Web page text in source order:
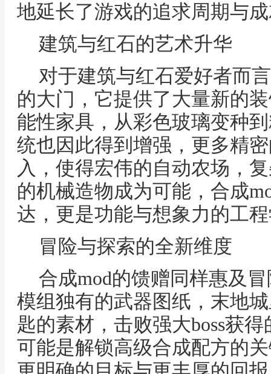
地延长了游戏的追求周期与
建筑与红石的艺术升华
对于建筑与红石爱好者而
的大门，它提供了大量新的
能性家具，从彩色玻璃变种
统也因此得到增强，更多精
入，使得宏伟的自动农场，
的机械造物成为可能，合成
达，更是功能与想象力的工
冒险与探索的全新维度
合成mod的馈赠同样惠及
模组独有的武器图纸，末地
匙的素材，击败强大boss获
可能是解锁高级合成配方的